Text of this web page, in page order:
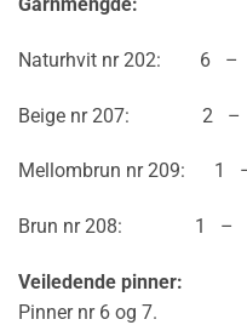
Naturhvit nr 202: 6
Beige nr 207: 2 –
Mellombrun nr 209:
Brun nr 208: 1 –
Veiledende pinner:
Pinner nr 6 og 7.